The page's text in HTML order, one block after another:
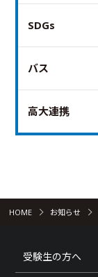
SDGs
バス
高大連携
HOME お知らせ
受験生の方へ